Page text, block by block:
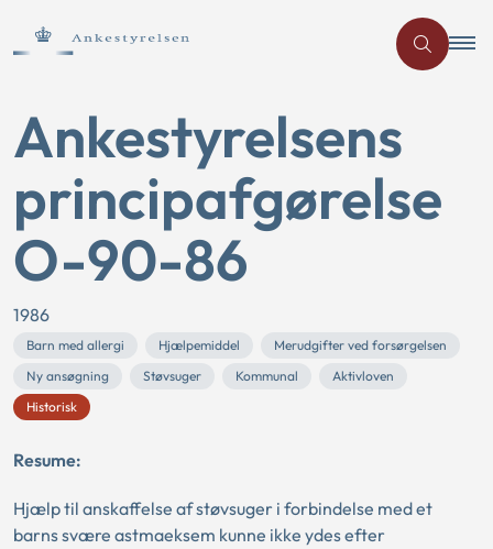
Ankestyrelsens
principafgørelse
O-90-86
1986
Barn med allergi Hjælpemiddel
Merudgifter ved forsørgelsen
Ny ansøgning
Støvsuger Kommunal
Aktivloven
Historisk
Resume:
Hjælp til anskaffelse af støvsuger i forbindelse med et
barns svære astmaeksem kunne ikke ydes efter